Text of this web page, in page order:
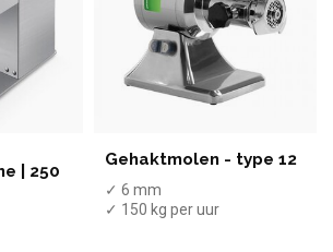
| 250
Gehaktmolen - type 12
✓ 6 mm
✓ 150 kg per uur